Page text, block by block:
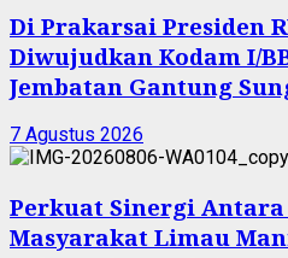
Di Prakarsai Presiden
Diwujudkan Kodam I/
Jembatan Gantung
7 Agustus 2026
Perkuat Sinergi Antara
Masyarakat Limau